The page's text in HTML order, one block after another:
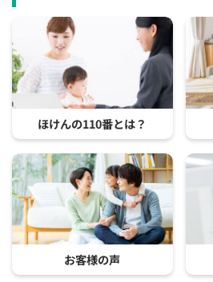
ほけんの110番とは？
お客様の声